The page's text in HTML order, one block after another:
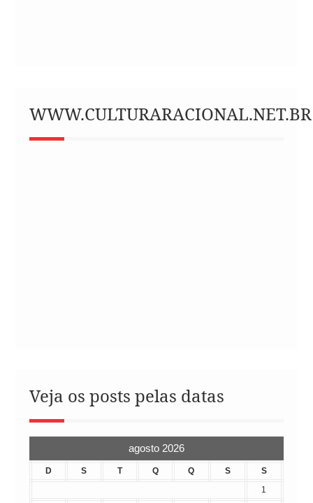
WWW.CULTURARACIONAL.NET.BR
Veja os posts pelas datas
agosto 2026
D S T Q Q S
S
1